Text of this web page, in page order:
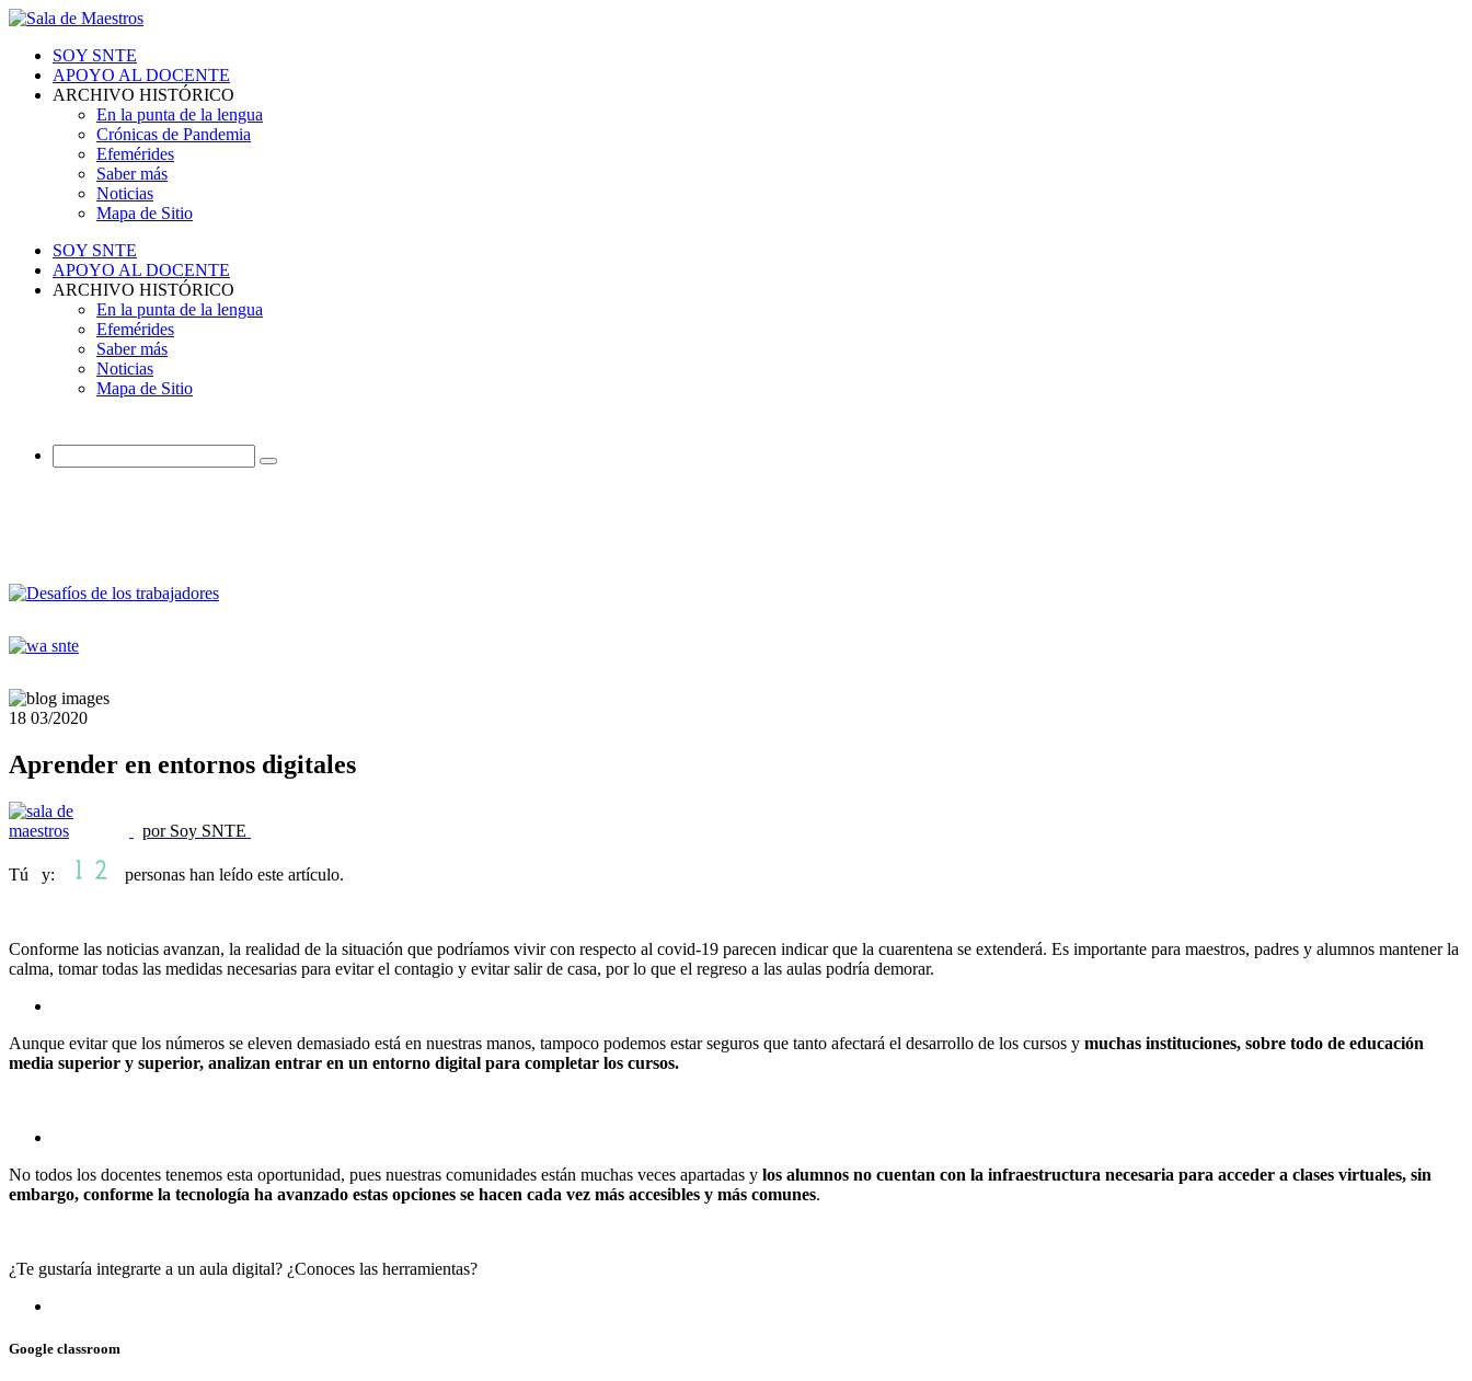
SOY SNTE
APOYO AL DOCENTE
ARCHIVO HISTÓRICO
En la punta de la lengua
Crónicas de Pandemia
Efemérides
Saber más
Noticias
Mapa de Sitio
SOY SNTE
APOYO AL DOCENTE
ARCHIVO HISTÓRICO
En la punta de la lengua
Efemérides
Saber más
Noticias
Mapa de Sitio
18 03/2020
Aprender en entornos digitales
por Soy SNTE
Tú y: personas han leído este artículo.
Conforme las noticias avanzan, la realidad de la situación que podríamos vivir con respecto al covid-19 parecen indicar que la cuarentena se extenderá. Es importante para maestros, padres y alumnos mantener la
calma, tomar todas las medidas necesarias para evitar el contagio y evitar salir de casa, por lo que el regreso a las aulas podría demorar.
Aunque evitar que los números se eleven demasiado está en nuestras manos, tampoco podemos estar seguros que tanto afectará el desarrollo de los cursos y muchas instituciones, sobre todo de educación
media superior y superior, analizan entrar en un entorno digital para completar los cursos.
No todos los docentes tenemos esta oportunidad, pues nuestras comunidades están muchas veces apartadas y los alumnos no cuentan con la infraestructura necesaria para acceder a clases virtuales, sin
embargo, conforme la tecnología ha avanzado estas opciones se hacen cada vez más accesibles y más comunes.
¿Te gustaría integrarte a un aula digital? ¿Conoces las herramientas?
Google classroom